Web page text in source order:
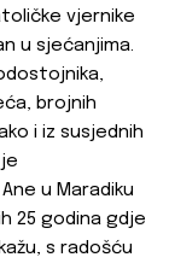
vjernike
u sjećanjima.
brojnih
i iz susjednih
u Maradiku
25 godina gdje
s radošću